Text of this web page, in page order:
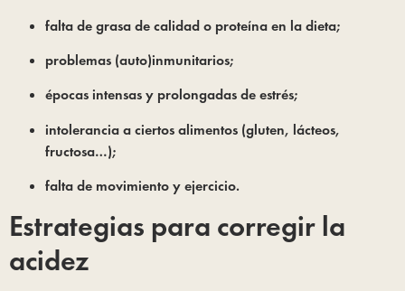
falta de grasa de calidad o proteína en la dieta;
problemas (auto)inmunitarios;
épocas intensas y prolongadas de estrés;
intolerancia a ciertos alimentos (gluten, lácteos,
fructosa…);
falta de movimiento y ejercicio.
Estrategias para corregir la
acidez